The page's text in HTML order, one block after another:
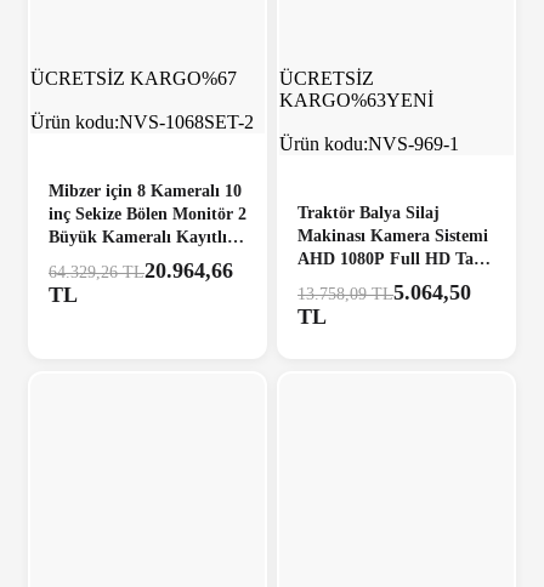
ÜCRETSİZ KARGO%67
Ürün kodu:NVS-1068SET-2
Mibzer için 8 Kameralı 10
inç Sekize Bölen Monitör 2
Büyük Kameralı Kayıtlı
256 Gb Sd Kart Destekli
64.329,26 TL20.964,66
TL
ÜCRETSİZ
KARGO%63YENİ
Ürün kodu:NVS-969-1
Traktör Balya Silaj
Makinası Kamera Sistemi
AHD 1080P Full HD Tak
Kullan Pratik
13.758,09 TL5.064,50
TL